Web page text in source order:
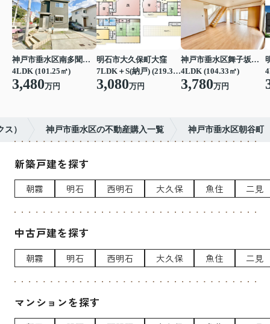
神戸市垂水区南多聞台４丁目
4LDK (101.25㎡)
3,480万円
明石市大久保町大窪
7LDK＋S(納戸) (219.39㎡)
3,080万円
神戸市垂水区舞子坂３丁目
4LDK (104.33㎡)
3,780万円
） 神戸市垂水区の不動産購入一覧 神戸市垂水区朝谷町
新築戸建を探す
朝霧 明石 西明石 大久保 魚住 二見
中古戸建を探す
朝霧 明石 西明石 大久保 魚住 二見
マンションを探す